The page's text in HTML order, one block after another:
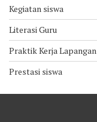
Kegiatan siswa
Literasi Guru
Praktik Kerja Lapangan
Prestasi siswa